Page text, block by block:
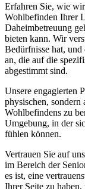
Erfahren Sie, wie
Wohlbefinden Ihrer
Daheimbetreuung
bieten kann. Wir
Bedürfnisse hat,
an, die auf die
abgestimmt sind.
Unsere engagierten
physischen, sondern
Wohlbefindens zu
Umgebung, in der
fühlen können.
Vertrauen Sie auf
im Bereich der
es ist, eine
Ihrer Seite zu